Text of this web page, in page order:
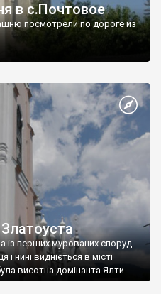
в с.Почтовое
посмотрели по дороге из
із перших мурованих споруд
нині видніється в місті
висотна домінанта Ялти.